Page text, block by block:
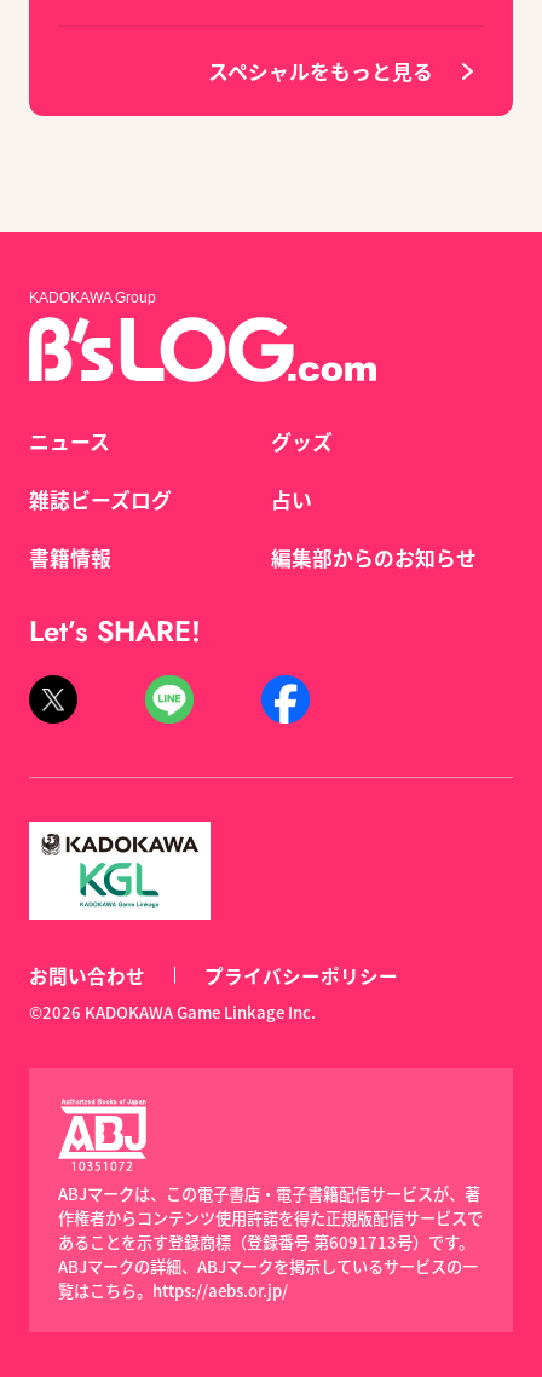
スペシャルをもっと見る
KADOKAWA Group
ニュース
雑誌ビーズログ
書籍情報
グッズ
占い
編集部からのお知らせ
Let’s SHARE!
お問い合わせ プライバシーポリシー
©2026 KADOKAWA Game Linkage Inc.
ABJマークは、この電子書店・電子書籍配信サービスが、著
作権者からコンテンツ使用許諾を得た正規版配信サービスで
あることを示す登録商標（登録番号 第6091713号）です。
ABJマークの詳細、ABJマークを掲示しているサービスの一
覧はこちら。 https://aebs.or.jp/